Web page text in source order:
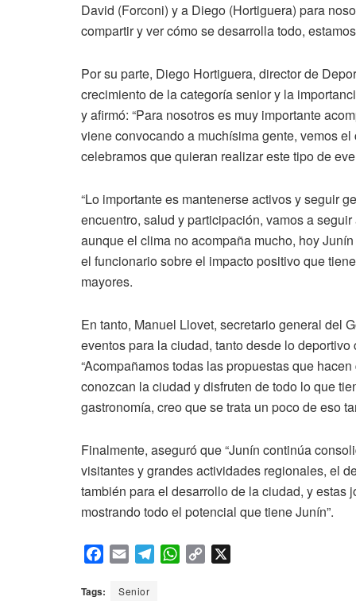
David (Forconi) y a Diego (Hortiguera) para
compartir y ver cómo se desarrolla todo,
Por su parte, Diego Hortiguera, director de
crecimiento de la categoría senior y la
y afirmó: “Para nosotros es muy importante
viene convocando a muchísima gente, vemos
celebramos que quieran realizar este tipo de
“Lo importante es mantenerse activos y seguir
encuentro, salud y participación, vamos a
aunque el clima no acompaña mucho, hoy
el funcionario sobre el impacto positivo que
mayores.
En tanto, Manuel Llovet, secretario general del
eventos para la ciudad, tanto desde lo
“Acompañamos todas las propuestas que
conozcan la ciudad y disfruten de todo lo que
gastronomía, creo que se trata un poco de eso
Finalmente, aseguró que “Junín continúa
visitantes y grandes actividades regionales, el
también para el desarrollo de la ciudad, y estas
mostrando todo el potencial que tiene Junín”.
c
a
W
Tags: Senior